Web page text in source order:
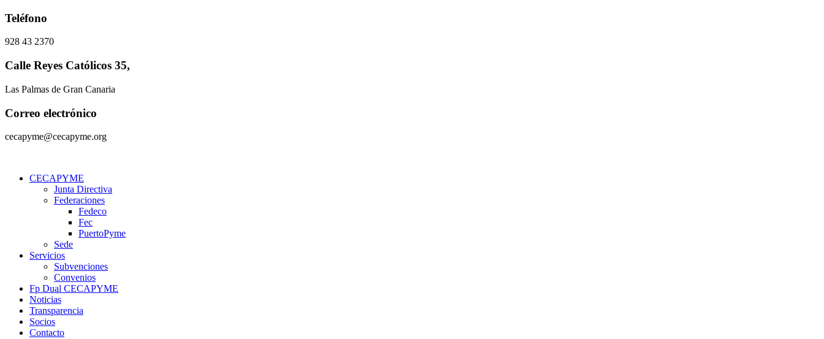
Ir
contenido
Teléfono
928 43 2370
Calle Reyes Católicos 35,
Las Palmas de Gran Canaria
Correo electrónico
cecapyme@cecapyme.org
CECAPYME
Junta Directiva
Federaciones
Fedeco
Fec
PuertoPyme
Sede
Servicios
Subvenciones
Convenios
Fp Dual CECAPYME
Noticias
Transparencia
Socios
Contacto